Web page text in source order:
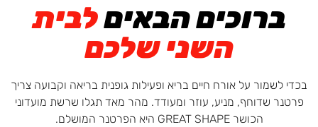
ברוכים הבאיםלבית
השני שלכם
בכדי לשמור על אורח חיים בריא ופעילות גופנית בריאה וקבועה צריך
פרטנר שדוחף, מניע, עוזר ומעודד. מהר מאד תגלו שרשת מועדוני
הכושר GREAT SHAPE היא הפרטנר המושלם.